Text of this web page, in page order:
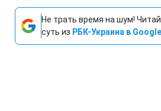
Не трать время на шум!
суть из РБК-Украина в Google